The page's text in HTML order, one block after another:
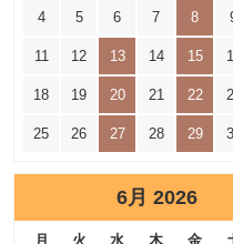
4 5 6 7 8
11 12 13 14 15
18 19 20 21 22
25 26 27 28 29
6月 2026
月 火 水 木 金